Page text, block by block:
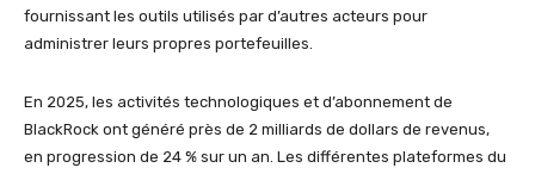
fournissant les outils utilisés par d’autres acteurs pour
administrer leurs propres portefeuilles.
En 2025, les activités technologiques et d’abonnement de
BlackRock ont généré près de 2 milliards de dollars de revenus,
en progression de 24 % sur un an. Les différentes plateformes du